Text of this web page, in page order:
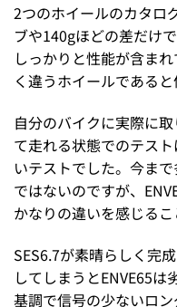
2つのホイールのカタロ
ブや140gほどの差だけ
しっかりと性能が含ま
く違うホイールであると
自分のバイクに実際に
て走れる状態でのテス
いテストでした。今ま
ではないのですが、
かなりの違いを感じるこ
SES6.7が素晴らしく完
してしまうとENVE65
基調で信号の少ないロ